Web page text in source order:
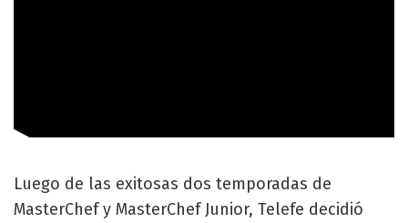
Luego de las exitosas dos temporadas de
MasterChef y MasterChef Junior, Telefe decidió